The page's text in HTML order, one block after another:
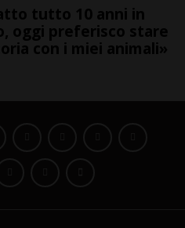
tutto 10 anni in
oggi preferisco stare
con i miei animali»